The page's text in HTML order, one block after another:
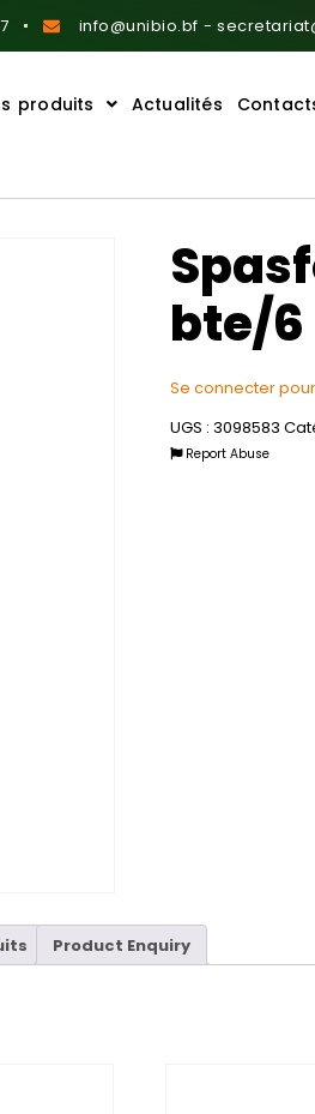
info@unibio.bf -
produits Actualités
bte/6
Se connecter
UGS : 3098583
Report Abuse
Product Enquiry